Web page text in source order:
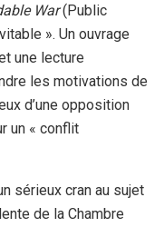
War(Public
». Un ouvrage
une lecture
les motivations de
d’une opposition
un « conflit
sérieux cran au sujet
de la Chambre